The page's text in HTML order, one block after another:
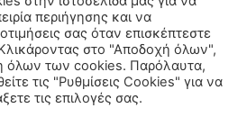
Πολιτική Διεθνή Κοινωνία
Αφιερώματα
περιήγησης και να
σας όταν επισκέπτεστε
στο "Αποδοχή όλων",
όλων των cookies. Παρόλαυτα,
τις "Ρυθμίσεις Cookies" για να
τις επιλογές σας.